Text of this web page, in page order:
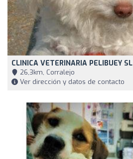
CLINICA VETERINARIA PELIBUEY SL
26,3km, Corralejo
Ver dirección y datos de contacto